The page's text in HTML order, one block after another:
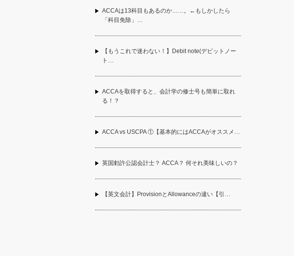
ACCAは13科目もあるのか……。←もしかしたら
「科目免除」…
【もうこれで迷わない！】Debit note(デビットノー
ト…
ACCAを取得すると、会計学の修士号も簡単に取れ
る！？
ACCA vs USCPA ①【基本的にはACCAがオススメ…
英国勅許公認会計士？ ACCA？ 何それ美味しいの？
【英文会計】ProvisionとAllowanceの違い【引…